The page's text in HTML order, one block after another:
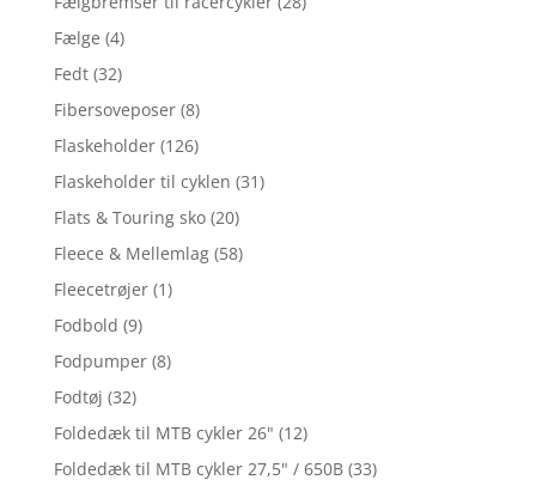
Fælge (4)
Fedt (32)
Fibersoveposer (8)
Flaskeholder (126)
Flaskeholder til cyklen (31)
Flats & Touring sko (20)
Fleece & Mellemlag (58)
Fleecetrøjer (1)
Fodbold (9)
Fodpumper (8)
Fodtøj (32)
Foldedæk til MTB cykler 26" (12)
Foldedæk til MTB cykler 27,5" / 650B (33)